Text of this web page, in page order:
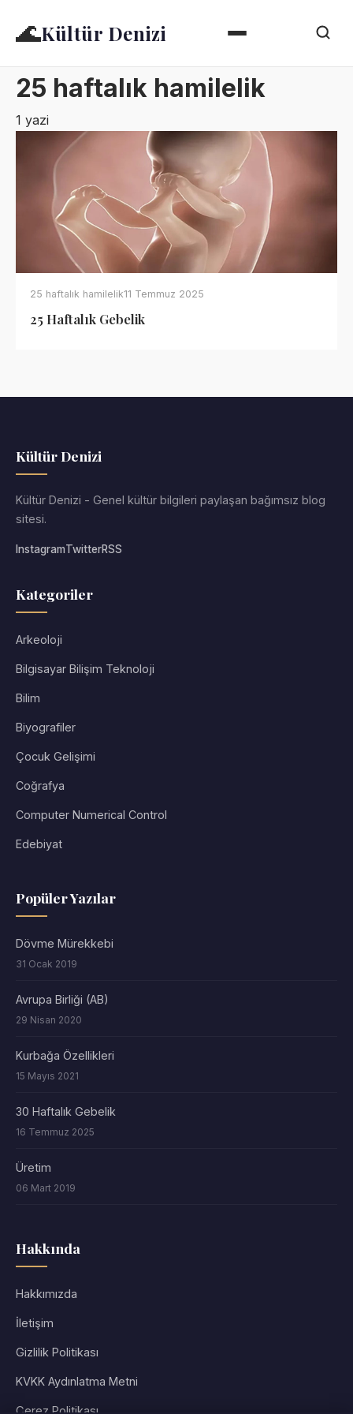
🌊Kültür Denizi
25 haftalık hamilelik
1 yazi
25 haftalık hamilelik11 Temmuz 2025
25 Haftalık Gebelik
Kültür Denizi
Kültür Denizi - Genel kültür bilgileri paylaşan bağımsız blog
sitesi.
InstagramTwitterRSS
Kategoriler
Arkeoloji
Bilgisayar Bilişim Teknoloji
Bilim
Biyografiler
Çocuk Gelişimi
Coğrafya
Computer Numerical Control
Edebiyat
Popüler Yazılar
Dövme Mürekkebi
31 Ocak 2019
Avrupa Birliği (AB)
29 Nisan 2020
Kurbağa Özellikleri
15 Mayıs 2021
30 Haftalık Gebelik
16 Temmuz 2025
Üretim
06 Mart 2019
Hakkında
Hakkımızda
İletişim
Gizlilik Politikası
KVKK Aydınlatma Metni
Çerez Politikası